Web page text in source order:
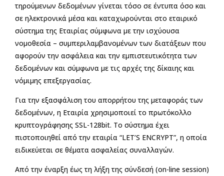
τηρούμενων δεδομένων γίνεται τόσο σε έντυπα όσο και
σε ηλεκτρονικά μέσα και καταχωρούνται στο εταιρικό
σύστημα της Εταιρίας σύμφωνα με την ισχύουσα
νομοθεσία – συμπεριλαμβανομένων των διατάξεων που
αφορούν την ασφάλεια και την εμπιστευτικότητα των
δεδομένων και σύμφωνα με τις αρχές της δίκαιης και
νόμιμης επεξεργασίας.
Για την εξασφάλιση του απορρήτου της μεταφοράς των
δεδομένων, η Εταιρία χρησιμοποιεί το πρωτόκολλο
κρυπτογράφησης SSL-128bit. Το σύστημα έχει
πιστοποιηθεί από την εταιρία “LET’S ENCRYPT”, η οποία
ειδικεύεται σε θέματα ασφαλείας συναλλαγών.
Από την έναρξη έως τη λήξη της σύνδεσή (on-line session)